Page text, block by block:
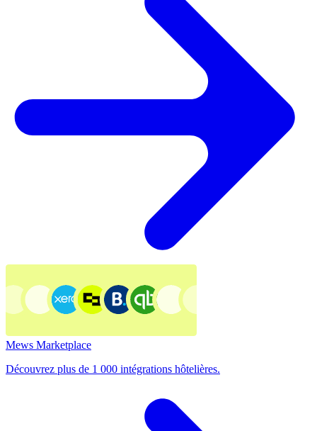
Mews Marketplace
Découvrez plus de 1 000 intégrations hôtelières.